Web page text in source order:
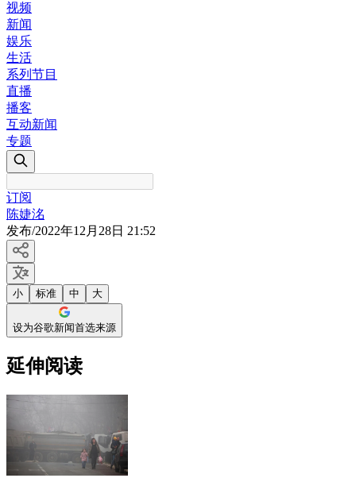
视频
新闻
娱乐
生活
系列节目
直播
播客
互动新闻
专题
订阅
陈婕洺
发布/2022年12月28日 21:52
小 标准 中 大
设为谷歌新闻首选来源
延伸阅读